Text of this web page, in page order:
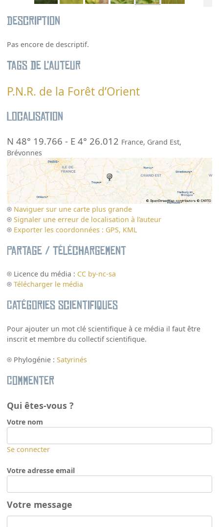
Description
Pas encore de descriptif.
Tags de l’auteur
P.N.R. de la Forêt d’Orient
Localisation
N 48° 19.766 - E 4° 26.012 France, Grand Est,
Brévonnes
Naviguer sur une carte plus grande
Signaler une erreur de localisation à l’auteur
Exporter les coordonnées : GPS, KML
Partage / Téléchargement
Licence du média : CC by-nc-sa
Télécharger le média
Catégories scientifiques
Pour ajouter un mot clé scientifique à ce média il faut être
inscrit et membre du collectif scientifique.
Phylogénie :Satyrinés
Commenter
Qui êtes-vous ?
Votre nom
Se connecter
Votre adresse email
Votre message